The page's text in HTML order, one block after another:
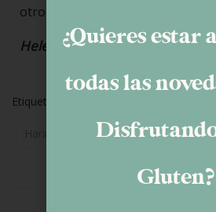
otro de
Helena
Etiquetas:
Harina Trigo Sarraceno Recetas
¿Quieres estar
todas las
Gluten?